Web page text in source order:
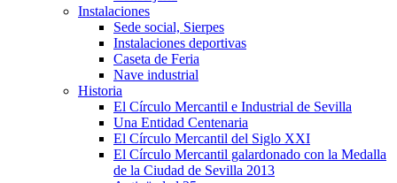
Instalaciones
Sede social, Sierpes
Instalaciones deportivas
Caseta de Feria
Nave industrial
Historia
El Círculo Mercantil e Industrial de Sevilla
Una Entidad Centenaria
El Círculo Mercantil del Siglo XXI
El Círculo Mercantil galardonado con la Medalla
de la Ciudad de Sevilla 2013